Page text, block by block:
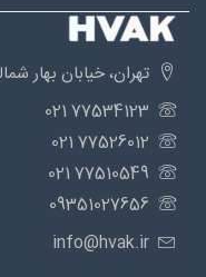
تهران، خیابان بهار
77534123 021
77526012 021
77510549 021
09351027656
info@hvak.ir